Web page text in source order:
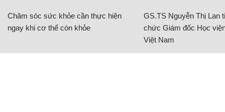
Chăm sóc sức khỏe cần thực hiện
ngay khi cơ thể còn khỏe
GS.TS Nguyễn Thị Lan
chức Giám đốc Học
Việt Nam